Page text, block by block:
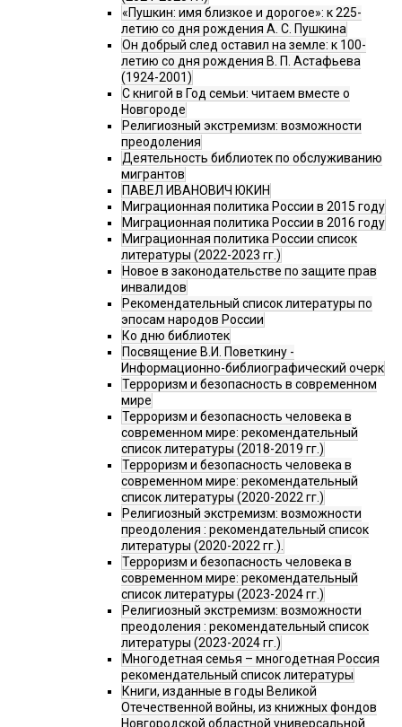
«Пушкин: имя близкое и дорогое»: к 225-
летию со дня рождения А. С. Пушкина
Он добрый след оставил на земле: к 100-
летию со дня рождения В. П. Астафьева
(1924-2001)
С книгой в Год семьи: читаем вместе о
Новгороде
Религиозный экстремизм: возможности
преодоления
Деятельность библиотек по обслуживанию
мигрантов
ПАВЕЛ ИВАНОВИЧ ЮКИН
Миграционная политика России в 2015 году
Миграционная политика России в 2016 году
Миграционная политика России список
литературы (2022-2023 гг.)
Новое в законодательстве по защите прав
инвалидов
Рекомендательный список литературы по
эпосам народов России
Ко дню библиотек
Посвящение В.И. Поветкину -
Информационно-библиографический очерк
Терроризм и безопасность в современном
мире
Терроризм и безопасность человека в
современном мире: рекомендательный
список литературы (2018-2019 гг.)
Терроризм и безопасность человека в
современном мире: рекомендательный
список литературы (2020-2022 гг.)
Религиозный экстремизм: возможности
преодоления : рекомендательный список
литературы (2020-2022 гг.).
Терроризм и безопасность человека в
современном мире: рекомендательный
список литературы (2023-2024 гг.)
Религиозный экстремизм: возможности
преодоления : рекомендательный список
литературы (2023-2024 гг.)
Многодетная семья – многодетная Россия
рекомендательный список литературы
Книги, изданные в годы Великой
Отечественной войны, из книжных фондов
Новгородской областной универсальной